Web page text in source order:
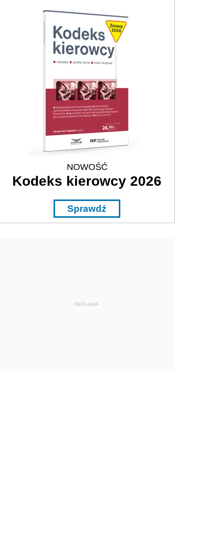
NOWOŚĆ
Kodeks kierowcy 2026
Sprawdź
REKLAMA